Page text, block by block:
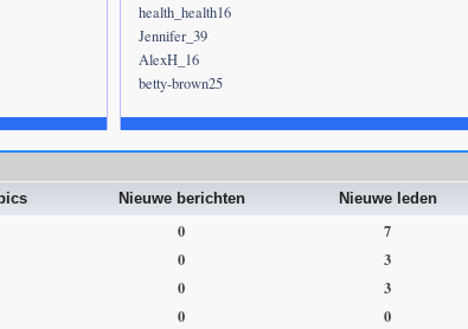
health_health16
Jennifer_39
AlexH_16
betty-brown25
Nieuwe berichten Nieuwe leden
0 7
0 3
0 3
0 0